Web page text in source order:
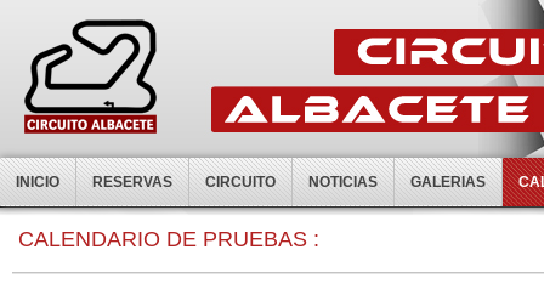
INICIO RESERVAS CIRCUITO NOTICIAS GALERIAS
CALENDARIO DE PRUEBAS :